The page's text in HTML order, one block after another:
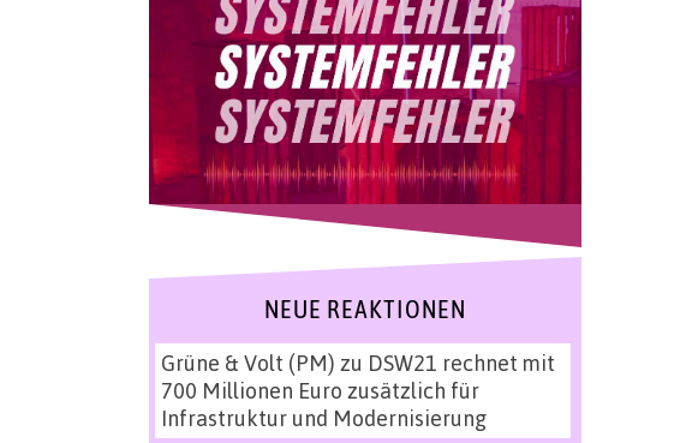
NEUE REAKTIONEN
Grüne & Volt (PM) zu DSW21 rechnet mit
700 Millionen Euro zusätzlich für
Infrastruktur und Modernisierung